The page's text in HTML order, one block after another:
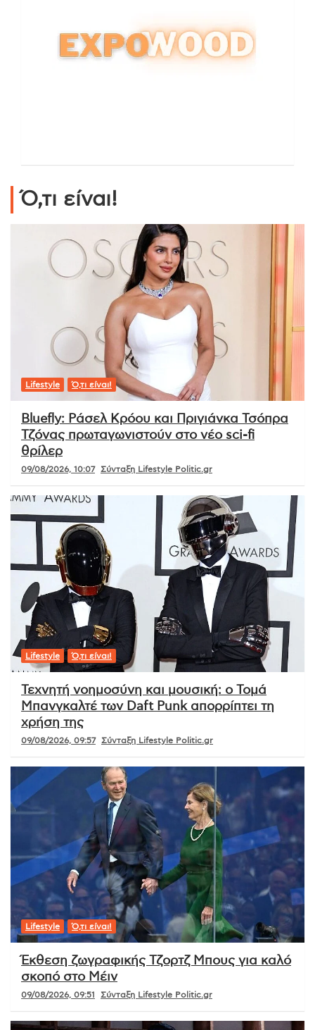
Ό,τι είναι!
Lifestyle Ό,τι είναι!
Bluefly: Ράσελ Κρόου και Πριγιάνκα Τσόπρα
Τζόνας πρωταγωνιστούν στο νέο sci-fi
θρίλερ
09/08/2026, 10:07 Σύνταξη Lifestyle Politic.gr
Lifestyle Ό,τι είναι!
Τεχνητή νοημοσύνη και μουσική: ο Τομά
Μπανγκαλτέ των Daft Punk απορρίπτει τη
χρήση της
09/08/2026, 09:57 Σύνταξη Lifestyle Politic.gr
Lifestyle Ό,τι είναι!
Έκθεση ζωγραφικής Τζορτζ Μπους για καλό
σκοπό στο Μέιν
09/08/2026, 09:51 Σύνταξη Lifestyle Politic.gr